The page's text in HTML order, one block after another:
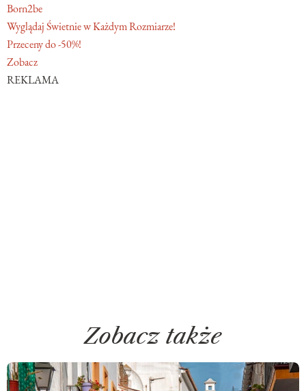
Born2be
Wyglądaj Świetnie w Każdym Rozmiarze!
Przeceny do -50%!
Zobacz
REKLAMA
Zobacz także